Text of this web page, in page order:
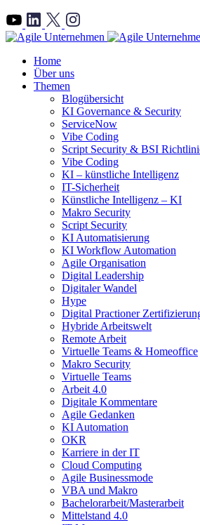
">
Home
Über uns
Themen
Blogübersicht
KI Governance & Security
ServiceNow
Vibe Coding
Script Security & BSI
Vibe Coding
KI – künstliche Intelligenz
IT-Sicherheit
Künstliche Intelligenz – KI
Makro Security
Script Security
KI Automatisierung
KI Workflow Automation
Agile Organisation
Digital Leadership
Digitaler Wandel
Hype
Digital Practioner
Hybride Arbeitswelt
Remote Arbeit
Virtuelle Teams & Homeoffice
Makro Security
Virtuelle Teams
Arbeit 4.0
Digitale Kommentare
Agile Gedanken
KI Automation
OKR
Karriere in der IT
Cloud Computing
Agile Businessmode
VBA und Makro
Bachelorarbeit/Masterarbeit
Mittelstand 4.0